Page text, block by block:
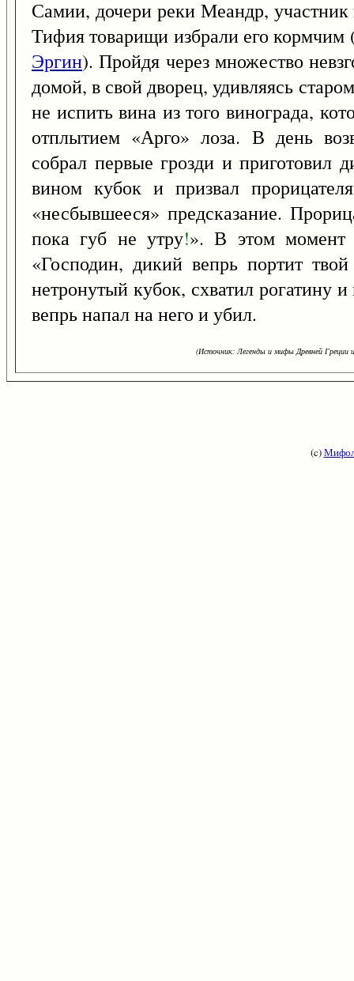
Самии, дочери реки Меандр, участник
Тифия товарищи избрали его
Эргин). Пройдя через множество
домой, в свой дворец, удивляясь
не испить вина из того винограда,
отплытием «Арго» лоза. В день
собрал первые грозди и приготовил
вином кубок и призвал
«несбывшееся» предсказание.
пока губ не утру!». В этом момент
«Господин, дикий вепрь портит
нетронутый кубок, схватил рогатину
вепрь напал на него и убил.
(Источник: Легенды и мифы Древней
(c)